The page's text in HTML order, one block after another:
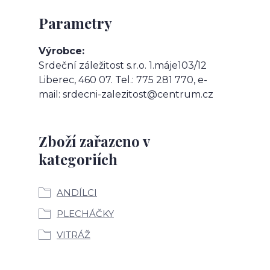
Parametry
Výrobce
Srdeční záležitost s.r.o. 1.máje103/12
Liberec, 460 07. Tel.: 775 281 770, e-
mail: srdecni-zalezitost@centrum.cz
Zboží zařazeno v
kategoriích
ANDÍLCI
PLECHÁČKY
VITRÁŽ